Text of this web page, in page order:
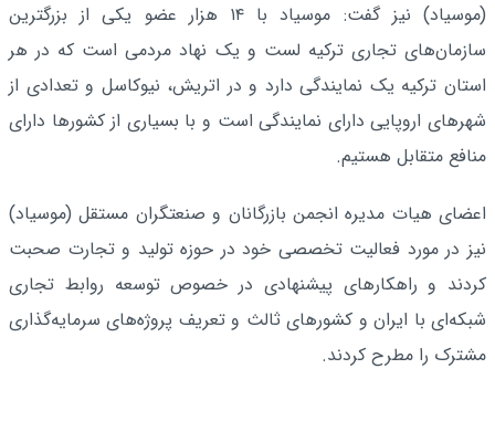
(موسیاد) نیز گفت: موسیاد با ۱۴ هزار عضو یکی از بزرگترین
سازمان‌های تجاری ترکیه لست و یک نهاد مردمی است که در هر
استان ترکیه یک نمایندگی دارد و در اتریش، نیوکاسل و تعدادی از
شهرهای اروپایی دارای نمایندگی است و با بسیاری از کشورها دارای
منافع متقابل هستیم.
اعضای هیات مدیره انجمن بازرگانان و صنعتگران مستقل (موسیاد)
نیز در مورد فعالیت تخصصی خود در حوزه تولید و تجارت صحبت
کردند و راهکارهای پیشنهادی در خصوص توسعه روابط تجاری
شبکه‌ای با ایران و کشورهای ثالث و تعریف پروژه‌های سرمایه‌گذاری
مشترک را مطرح کردند.